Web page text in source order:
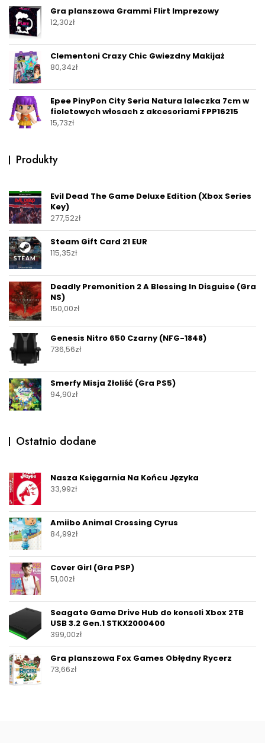
Gra planszowa Grammi Flirt Imprezowy
12,30zł
Clementoni Crazy Chic Gwiezdny Makijaż
80,34zł
Epee PinyPon City Seria Natura laleczka 7cm w
fioletowych włosach z akcesoriami FPP16215
15,73zł
Produkty
Evil Dead The Game Deluxe Edition (Xbox Series
Key)
277,52zł
Steam Gift Card 21 EUR
115,35zł
Deadly Premonition 2 A Blessing In Disguise (Gra
NS)
150,00zł
Genesis Nitro 650 Czarny (NFG-1848)
736,56zł
Smerfy Misja Złoliść (Gra PS5)
94,90zł
Ostatnio dodane
Nasza Księgarnia Na Końcu Języka
33,99zł
Amiibo Animal Crossing Cyrus
84,99zł
Cover Girl (Gra PSP)
51,00zł
Seagate Game Drive Hub do konsoli Xbox 2TB
USB 3.2 Gen.1 STKX2000400
399,00zł
Gra planszowa Fox Games Obłędny Rycerz
73,66zł